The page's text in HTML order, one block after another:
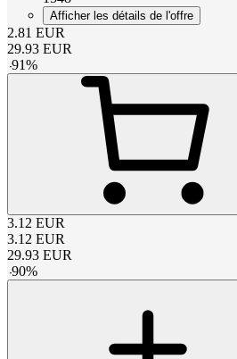
Afficher les détails de l'offre
2.81 EUR
29.93 EUR
-91%
3.12 EUR
3.12 EUR
29.93 EUR
-90%